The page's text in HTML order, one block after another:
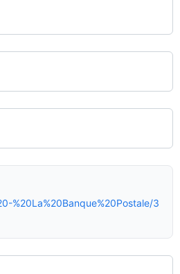
%20La%20Banque%20Postale/3